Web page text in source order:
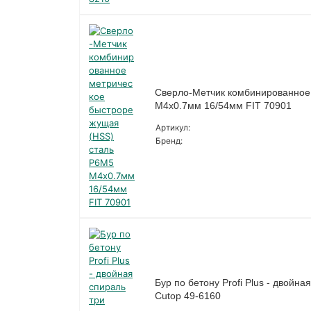
Сверло-Метчик
М4х0.7мм 16/54мм FIT 70901
Артикул:
Бренд:
Бур по бетону Profi Plus -
Cutop 49-6160